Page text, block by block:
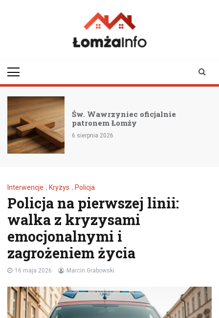
Św. Wawrzyniec oficjalnie
patronem Łomży
6 sierpnia 2026
Interwencje , Kryzys , Policja
Policja na pierwszej linii:
walka z kryzysami
emocjonalnymi i
zagrożeniem życia
16 maja 2026 Marcin Grabowski